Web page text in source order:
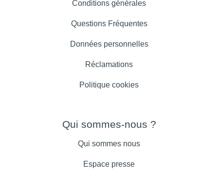
Conditions générales
Questions Fréquentes
Données personnelles
Réclamations
Politique cookies
Qui sommes-nous ?
Qui sommes nous
Espace presse